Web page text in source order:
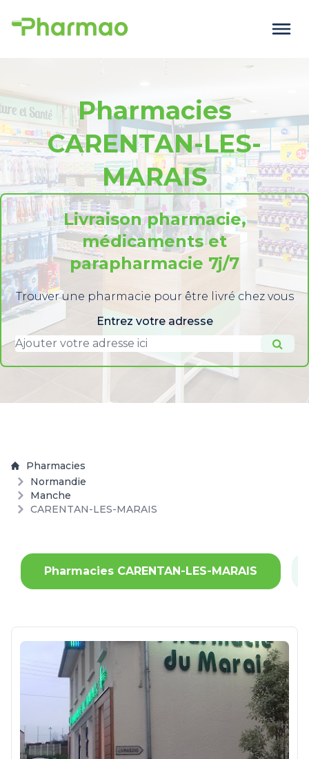
Pharmacies
CARENTAN-LES-
MARAIS
Livraison pharmacie,
médicaments et
parapharmacie 7j/7
Trouver une pharmacie pour être livré chez vous
Entrez votre adresse
Pharmacies
Normandie
Manche
CARENTAN-LES-MARAIS
Pharmacies CARENTAN-LES-MARAIS